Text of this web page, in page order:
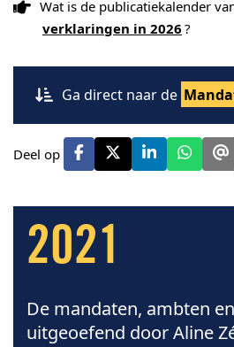
Wat is de publicatiekalender
verklaringen in 2026 ?
Ga direct naar de
Deel op
2021
De mandaten, ambten
uitgeoefend door Aline